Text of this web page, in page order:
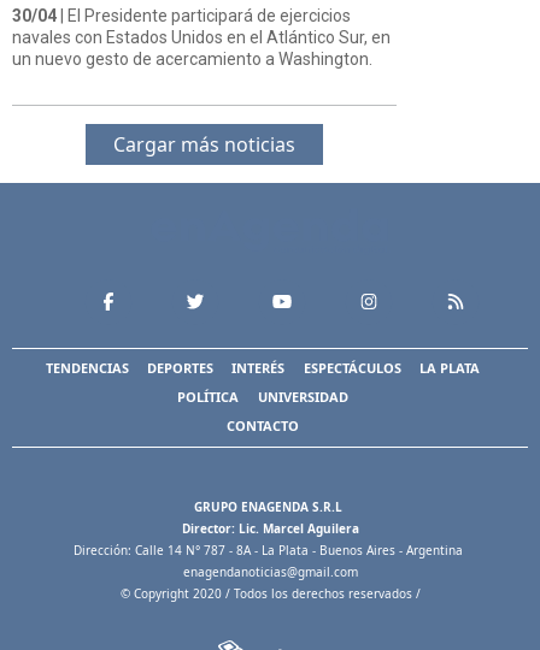
30/04 | El Presidente participará de ejercicios
navales con Estados Unidos en el Atlántico Sur, en
un nuevo gesto de acercamiento a Washington.
Cargar más noticias
TENDENCIAS DEPORTES INTERÉS ESPECTÁCULOS
LA PLATA
POLÍTICA
UNIVERSIDAD
CONTACTO
GRUPO ENAGENDA S.R.L
Director: Lic. Marcel Aguilera
Dirección: Calle 14 N° 787 - 8A - La Plata - Buenos Aires - Argentina
enagendanoticias@gmail.com
© Copyright 2020 / Todos los derechos reservados /